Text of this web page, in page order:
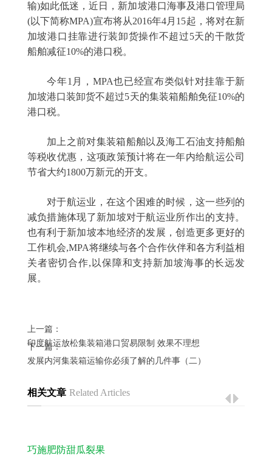
输)如此低迷，近日，新加坡港口海事及港口管理局
(以下简称MPA)宣布将从2016年4月15起，将对在新
加坡港口挂靠进行装卸货操作不超过5天的干散货
船舶减征10%的港口税。
今年1月，MPA也已经宣布类似针对挂靠于新
加坡港口装卸货不超过5天的集装箱船舶免征10%的
港口税。
加上之前对集装箱船舶以及海工石油支持船舶
等税收优惠，这项政策预计将在一年内给航运公司
节省大约1800万新元的开支。
对于航运业，在这个困难的时候，这一些列的
减负措施体现了新加坡对于航运业所作出的支持。
也有利于新加坡本地经济的发展，创造更多更好的
工作机会,MPA将继续与各个合作伙伴和各方利益相
关者密切合作,以保障和支持新加坡海事的长远发
展。
上一篇：
印度航运放松集装箱港口贸易限制 效果不理想
下一篇：
发展内河集装箱运输你必须了解的几件事（二）
相关文章 Related Articles
巧施肥防甜瓜裂果